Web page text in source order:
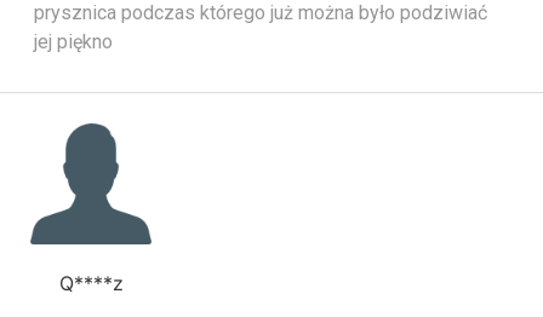
prysznica podczas którego już można było podziwiać
jej piękno
Q****z